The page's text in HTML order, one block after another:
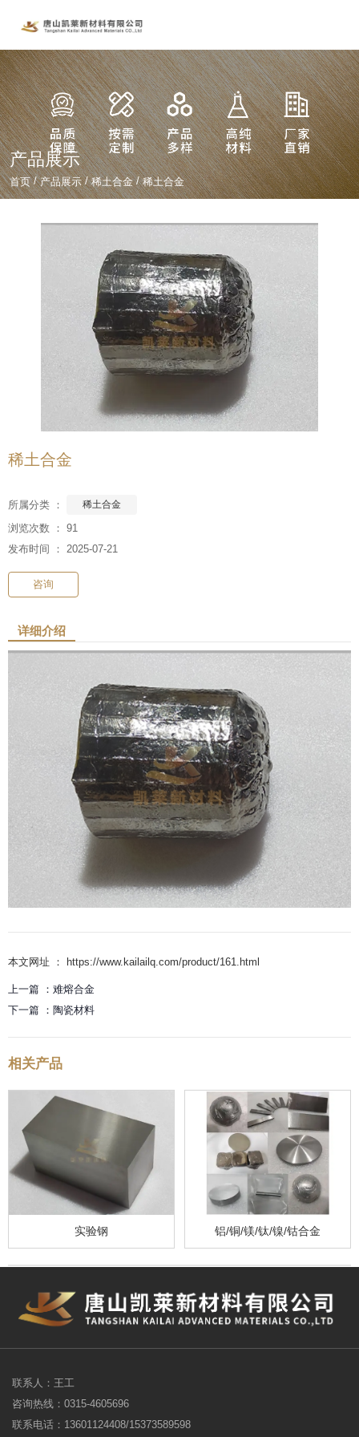
产品展示
首页/产品展示 /稀土合金 /稀土合金
稀土合金
所属分类 ： 稀土合金
浏览次数 ： 91
发布时间 ： 2025-07-21
咨询
详细介绍
本文网址 ： https://www.kailailq.com/product/161.html
上一篇 ： 难熔合金
下一篇 ： 陶瓷材料
相关产品
实验钢 铝/铜/镁/钛/镍/钴合金
联系人：王工
咨询热线：0315-4605696
联系电话：13601124408/15373589598